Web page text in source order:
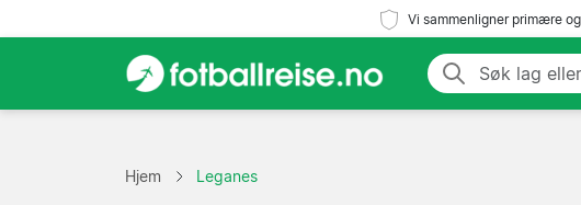
Vi sammenligner primære
Hjem Leganes